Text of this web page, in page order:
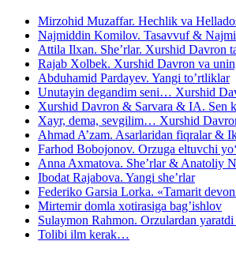
Mirzohid Muzaffar. Hechlik va
Najmiddin Komilov. Tasavvuf &
Attila Ilxan. She’rlar. Xurshid Davron
Rajab Xolbek. Xurshid Davron va
Abduhamid Pardayev. Yangi to’rtliklar
Unutayin degandim seni… Xurshid
Xurshid Davron & Sarvara & IA. Sen
Xayr, dema, sevgilim… Xurshid
Ahmad A’zam. Asarlaridan fiqralar &
Farhod Bobojonov. Orzuga eltuvchi
Anna Axmatova. She’rlar & Anatoliy
Ibodat Rajabova. Yangi she’rlar
Federiko Garsia Lorka. «Tamarit
Mirtemir domla xotirasiga bag’ishlov
Sulaymon Rahmon. Orzulardan
Tolibi ilm kerak…